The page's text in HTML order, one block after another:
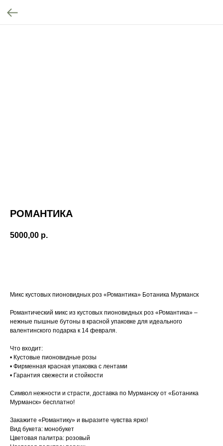
РОМАНТИКА
5000,00 р.
Микс кустовых пионовидных роз «Романтика» Ботаника Мурманск
Романтический микс из кустовых пионовидных роз «Романтика» –
нежные пышные бутоны в красной упаковке для идеального
валентинского подарка к 14 февраля.
Что входит:
• Кустовые пионовидные розы
• Фирменная красная упаковка с лентами
• Гарантия свежести и стойкости
Символ нежности и страсти, доставка по Мурманску от «Ботаника
Мурманск» бесплатно!
Закажите «Романтику» и выразите чувства ярко!
Вид букета: монобукет
Цветовая палитра: розовый